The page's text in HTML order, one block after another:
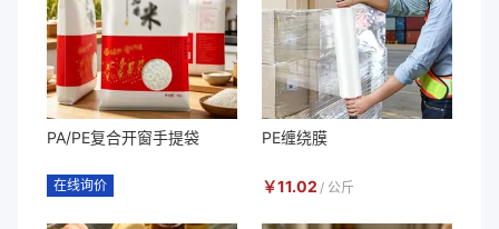
PA/PE复合开窗手提袋
在线询价
PE缠绕膜
￥11.02 / 公斤